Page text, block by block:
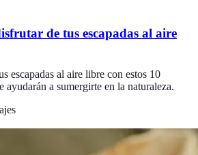
de tus escapadas al aire
escapadas al aire libre con estos 10
ayudarán a sumergirte en la naturaleza.